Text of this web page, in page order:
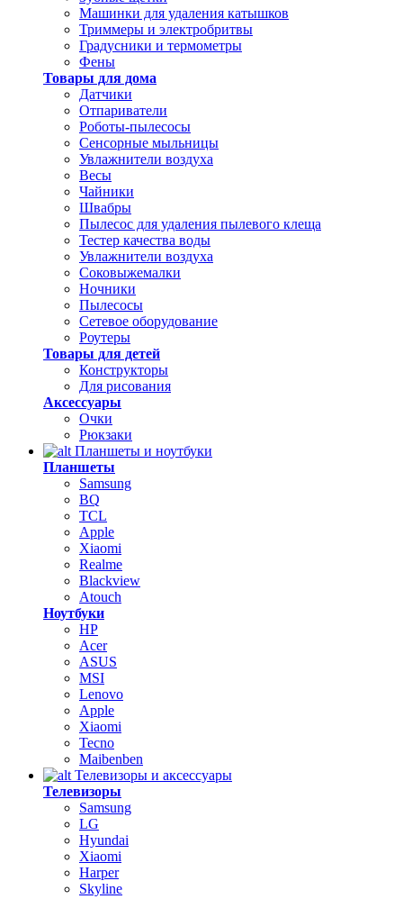
Машинки для удаления катышков
Триммеры и электробритвы
Градусники и термометры
Фены
Товары для дома
Датчики
Отпариватели
Роботы-пылесосы
Сенсорные мыльницы
Увлажнители воздуха
Весы
Чайники
Швабры
Пылесос для удаления пылевого клеща
Тестер качества воды
Увлажнители воздуха
Соковыжемалки
Ночники
Пылесосы
Сетевое оборудование
Роутеры
Товары для детей
Конструкторы
Для рисования
Аксессуары
Очки
Рюкзаки
Планшеты и ноутбуки
Планшеты
Samsung
BQ
TCL
Apple
Xiaomi
Realme
Blackview
Atouch
Ноутбуки
HP
Acer
ASUS
MSI
Lenovo
Apple
Xiaomi
Tecno
Maibenben
Телевизоры и аксессуары
Телевизоры
Samsung
LG
Hyundai
Xiaomi
Harper
Skyline